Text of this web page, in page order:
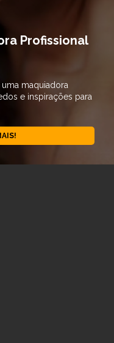
Profissional
maquiadora
e inspirações para